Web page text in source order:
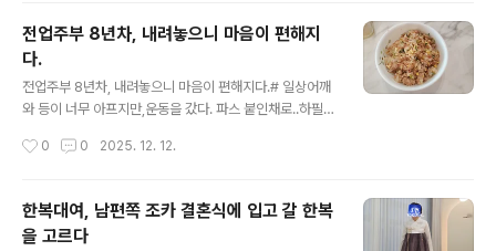
어쩌면 머리 때문이 아니라 '스타일이 촌스럽다'는 말을 그
렇게 하는지도 모르겠다. 아이가 좀더 크면 할머니라고 안
하려나? 하긴 요새 워낙 할머니들이 젊게 하고 다니셔서 그
럴지도 모르겠다.하도 여러번 들으니 그러려니 한다.제 눈
에 보이는대로 말할텐데.. 쫓아다니면서 아니라고 하기도
가 생겼다.유치원 알아본다는 아직 1살도 안 된 아기 강아
전업주부 8년차, 내려놓으니 마음이 편해지
다.
전업주부 8년차, 내려놓으니 마음이 편해지다.# 일상어깨
와 등이 너무 아프지만,운동을 갔다. 파스 붙인채로..하필
물집 잡힌 것도 그대로 다 보였다. 다행이 이제 딱지가 잡혀
고 그러다가 도서관에 들렀다. 반납도 하고, 책도 빌렸다.잠
깐 고민하다가 주저주저 몇개를 빌렸다. 자기 취향이 확고
해져서, 내가 빌린걸 안 좋아할 수도 있지만 내가 해줄 수
0 0 2025. 12. 12.
한복대여, 남편쪽 조카 결혼식에 입고 갈 한복
을 고르다